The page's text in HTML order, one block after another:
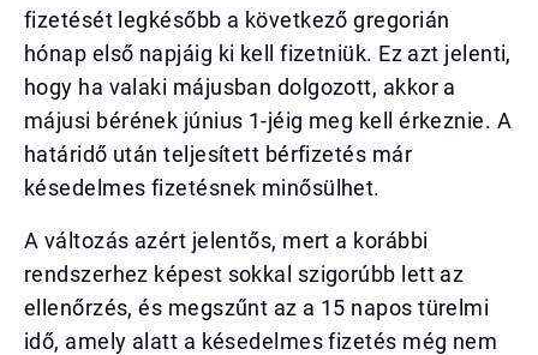
fizetését legkésőbb a következő gregorián
hónap első napjáig ki kell fizetniük. Ez azt jelenti,
hogy ha valaki májusban dolgozott, akkor a
májusi bérének június 1-jéig meg kell érkeznie. A
határidő után teljesített bérfizetés már
késedelmes fizetésnek minősülhet.
A változás azért jelentős, mert a korábbi
rendszerhez képest sokkal szigorúbb lett az
ellenőrzés, és megszűnt az a 15 napos türelmi
idő, amely alatt a késedelmes fizetés még nem